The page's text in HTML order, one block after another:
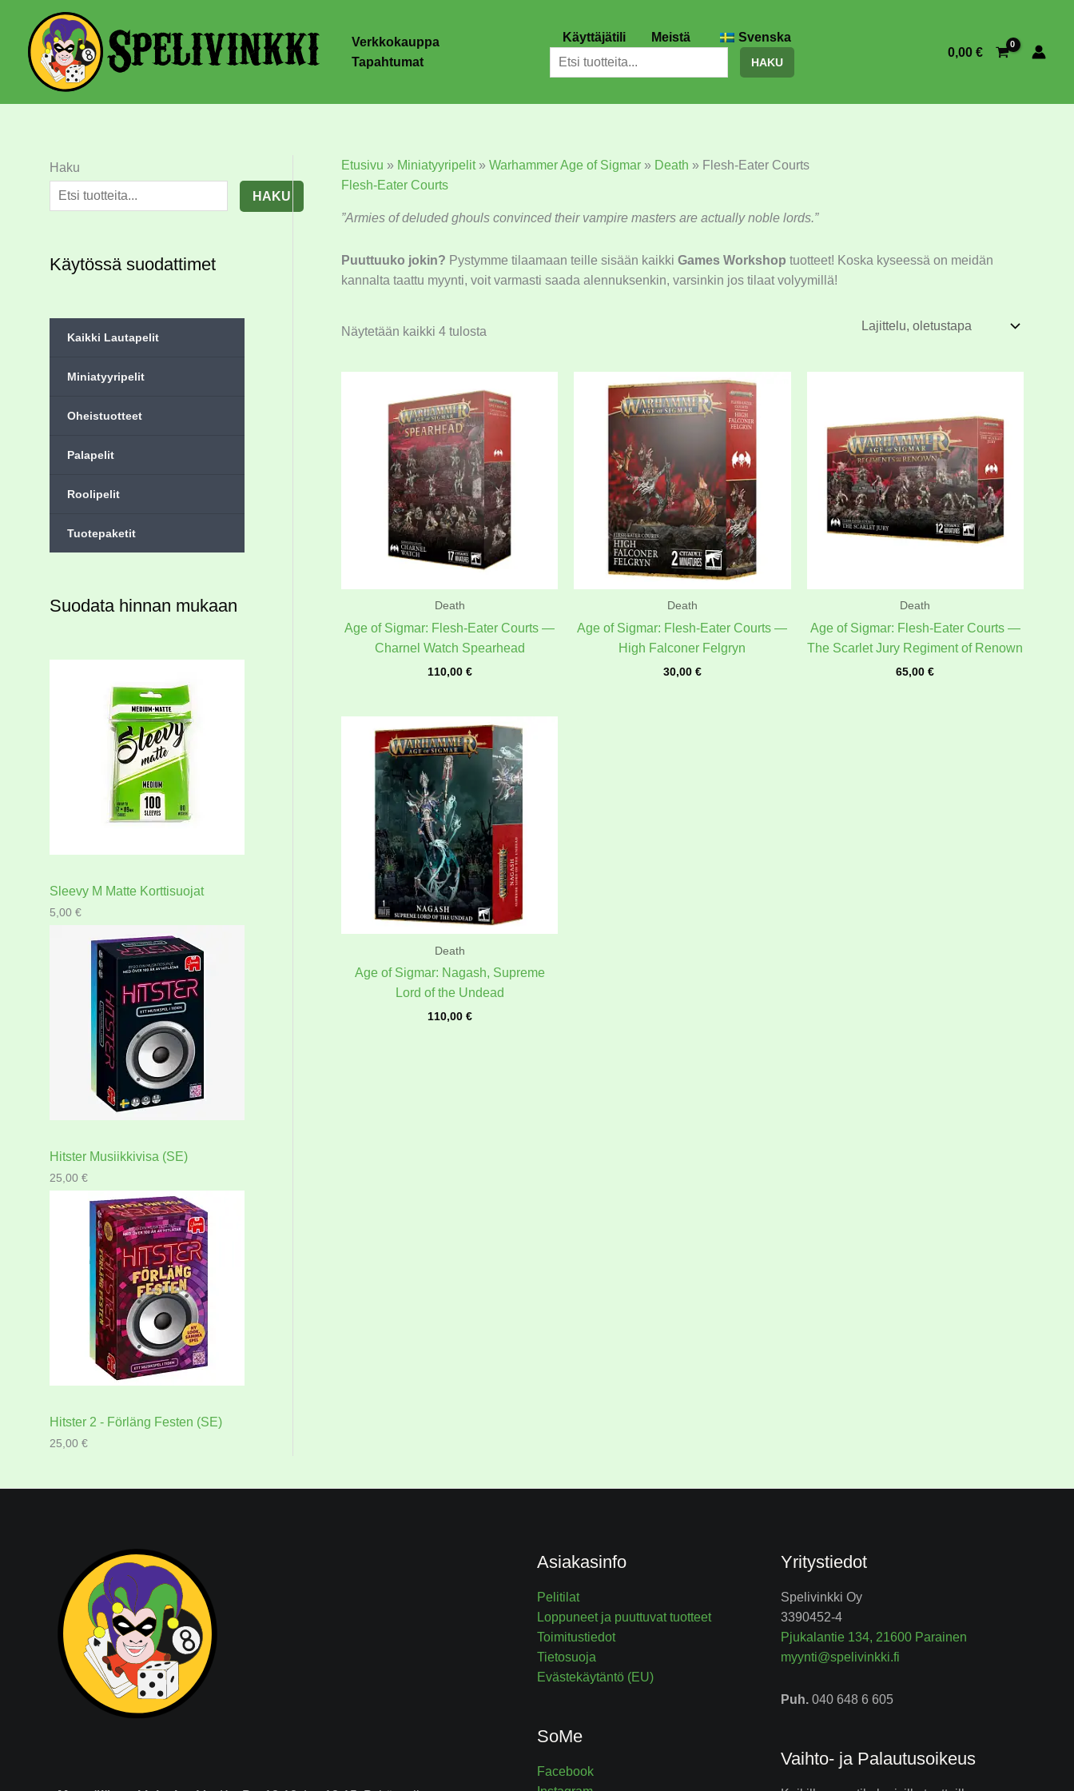
Verkkokauppa
Tapahtumat
Käyttäjätili Meistä
Svenska
Etsi
HAKU
0,00 €
Haku
HAKU
Käytössä suodattimet
Kaikki Lautapelit
Miniatyyripelit
Oheistuotteet
Palapelit
Roolipelit
Tuotepaketit
Suodata hinnan mukaan
Sleevy M Matte Korttisuojat
5,00 €
Hitster Musiikkivisa (SE)
25,00 €
Hitster 2 - Förläng Festen (SE)
25,00 €
Etusivu » Miniatyyripelit» Warhammer Age of Sigmar » Death » Flesh-Eater Courts
Flesh-Eater Courts
”Armies of deluded ghouls convinced their vampire masters are actually noble lords.”
Puuttuuko jokin? Pystymme tilaamaan teille sisään kaikki Games Workshop tuotteet! Koska kyseessä on meidän
kannalta taattu myynti, voit varmasti saada alennuksenkin, varsinkin jos tilaat volyymillä!
Näytetään kaikki 4 tulosta
Death
Age of Sigmar: Flesh-Eater Courts —
Charnel Watch Spearhead
110,00 €
Death
Age of Sigmar: Flesh-Eater Courts —
High Falconer Felgryn
30,00 €
Death
Age of Sigmar: Flesh-Eater Courts —
The Scarlet Jury Regiment of Renown
65,00€
Death
Age of Sigmar: Nagash, Supreme
Lord of the Undead
110,00 €
Asiakasinfo
Pelitilat
Loppuneet ja puuttuvat tuotteet
Toimitustiedot
Tietosuoja
Evästekäytäntö (EU)
SoMe
Facebook
Yritystiedot
Spelivinkki Oy
3390452-4
Pjukalantie 134, 21600 Parainen
myynti@spelivinkki.fi
Puh. 040 648 6 605
Vaihto- ja Palautusoikeus